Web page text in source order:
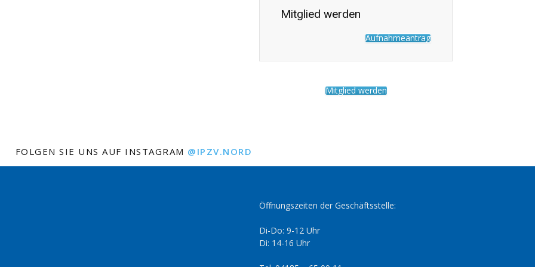
Mitglied werden
Aufnahmeantrag
Mitglied werden
FOLGEN SIE UNS AUF INSTAGRAM @IPZV.NORD
Öffnungszeiten der Geschäftsstelle:
Di-Do: 9-12 Uhr
Di: 14-16 Uhr